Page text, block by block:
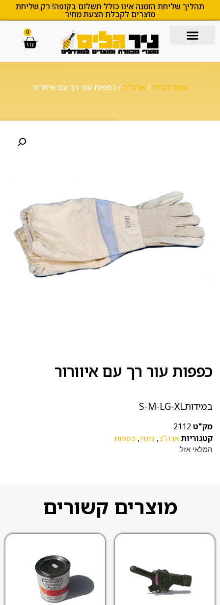
תהליך שליחת הזמנה אינו כולל תשלום בקופה! רק שליחת
מוצרים לקבלת הצעת מחיר
0
עמוד הבית/ארה"ב / כפפות עור רך עם איוורור
כפפות עור רך עם איוורור
במידותS-M-LG-XL
מק"ט 2112
קטגוריותארה"ב, ביגוד, כפפות
המלאי אזל
מוצרים קשורים